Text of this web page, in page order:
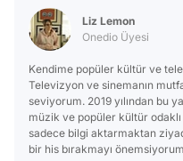
Liz Lemon
Onedio Üyesi
Kendime popüler kültür ve
Televizyon ve sinemanın
seviyorum. 2019 yılından bu
müzik ve popüler kültür
sadece bilgi aktarmaktan
bir his bırakmayı